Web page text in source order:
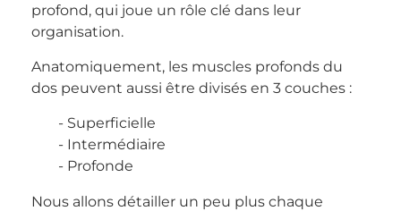
profond, qui joue un rôle clé dans leur
organisation.
Anatomiquement, les muscles profonds du
dos peuvent aussi être divisés en 3 couches :
Superficielle
Intermédiaire
Profonde
Nous allons détailler un peu plus chaque